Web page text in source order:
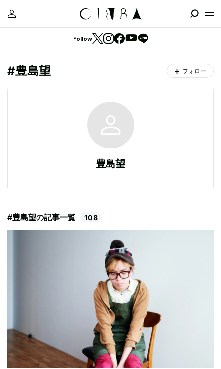
Follow
#豊島望 フォロー
豊島望
#豊島望の記事一覧 108